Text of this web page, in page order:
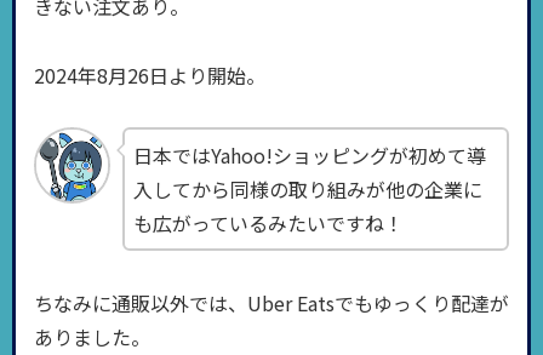
きない注文あり。
2024年8月26日より開始。
日本ではYahoo!ショッピングが初めて導
入してから同様の取り組みが他の企業に
も広がっているみたいですね！
ちなみに通販以外では、Uber Eatsでもゆっくり配達が
ありました。